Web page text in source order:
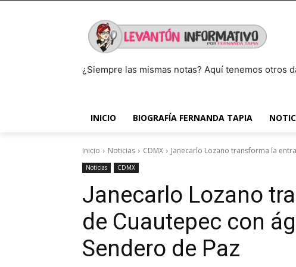
¿Siempre las mismas notas? Aquí tenemos otros
INICIO BIOGRAFÍA FERNANDA TAPIA
Inicio Noticias CDMX Janecarlo Lozano transforma la
Noticias CDMX
Janecarlo Lozano
de Cuautepec con
Sendero de Paz